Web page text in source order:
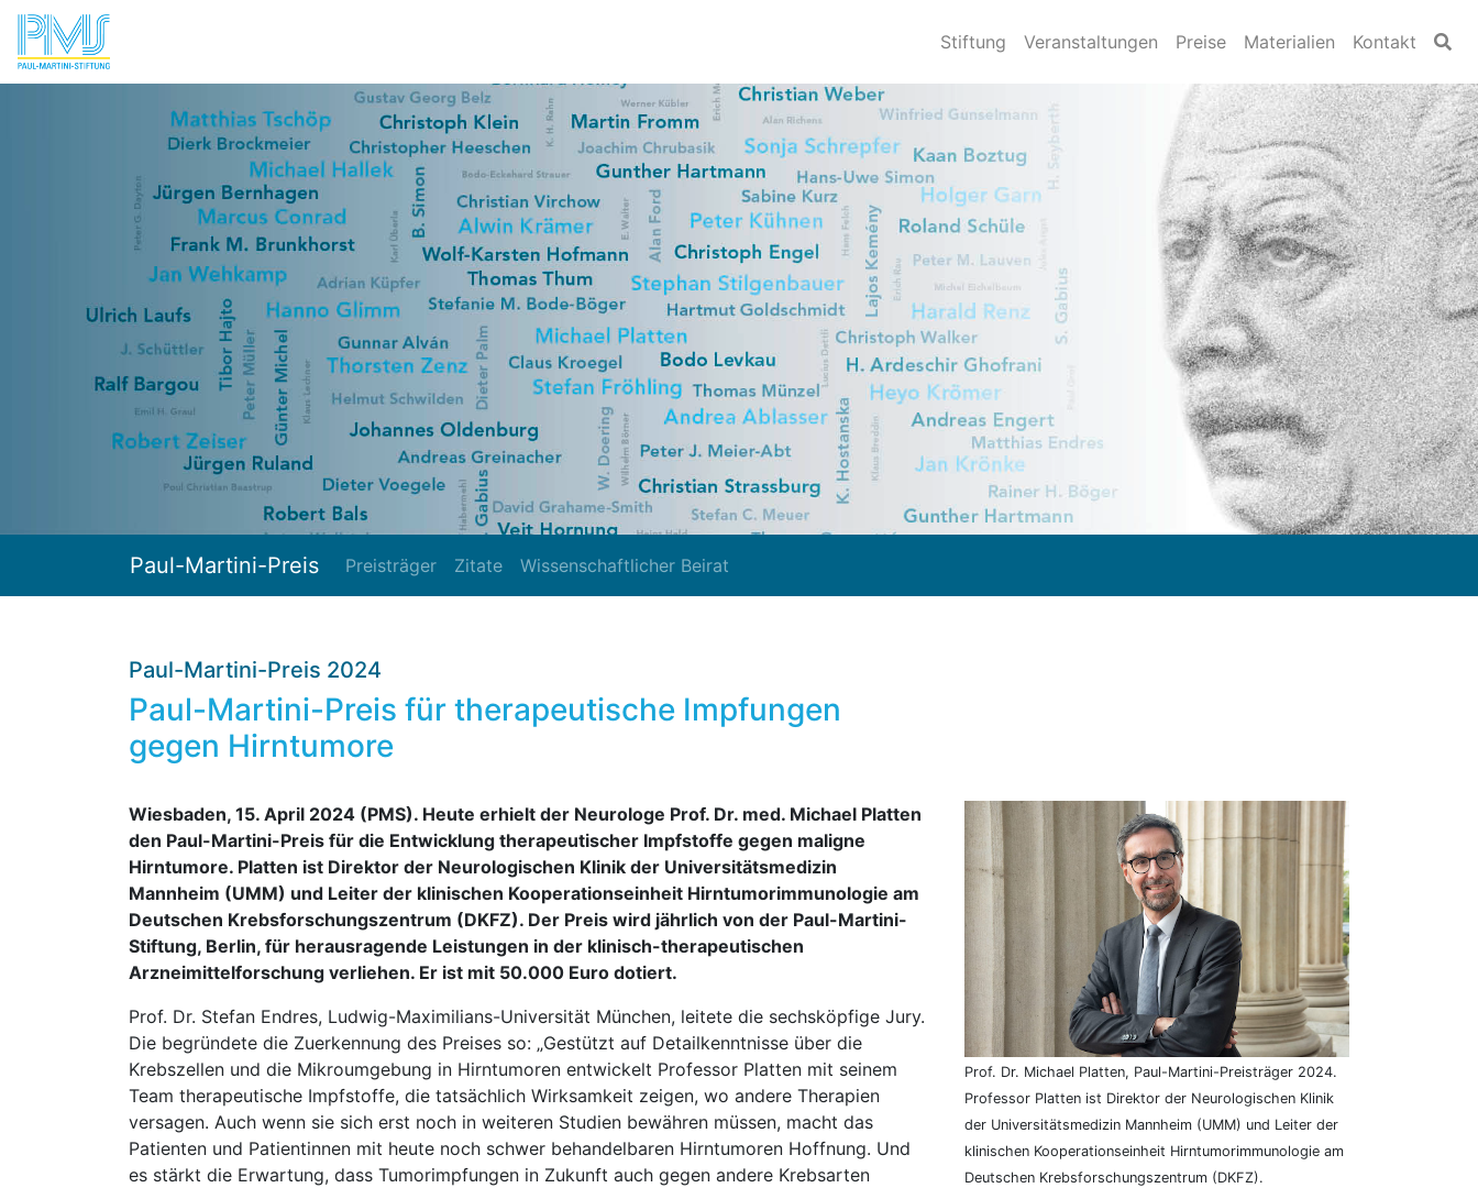
Stiftung Veranstaltungen Preise Materialien Kontakt
Paul-Martini-Preis Preisträger Zitate Wissenschaftlicher Beirat
Paul-Martini-Preis 2024
Paul-Martini-Preis für therapeutische Impfungen
gegen Hirntumore
Wiesbaden, 15. April 2024 (PMS). Heute erhielt der Neurologe Prof. Dr. med. Michael Platten
den Paul-Martini-Preis für die Entwicklung therapeutischer Impfstoffe gegen maligne
Hirntumore. Platten ist Direktor der Neurologischen Klinik der Universitätsmedizin
Mannheim (UMM) und Leiter der klinischen Kooperationseinheit Hirntumorimmunologie am
Deutschen Krebsforschungszentrum (DKFZ). Der Preis wird jährlich von der Paul-Martini-
Stiftung, Berlin, für herausragende Leistungen in der klinisch-therapeutischen
Arzneimittelforschung verliehen. Er ist mit 50.000 Euro dotiert.
Prof. Dr. Stefan Endres, Ludwig-Maximilians-Universität München, leitete die sechsköpfige Jury.
Die begründete die Zuerkennung des Preises so: „Gestützt auf Detailkenntnisse über die
Krebszellen und die Mikroumgebung in Hirntumoren entwickelt Professor Platten mit seinem
Team therapeutische Impfstoffe, die tatsächlich Wirksamkeit zeigen, wo andere Therapien
versagen. Auch wenn sie sich erst noch in weiteren Studien bewähren müssen, macht das
Patienten und Patientinnen mit heute noch schwer behandelbaren Hirntumoren Hoffnung. Und
es stärkt die Erwartung, dass Tumorimpfungen in Zukunft auch gegen andere Krebsarten
Prof. Dr. Michael Platten, Paul-Martini-Preisträger 2024.
Professor Platten ist Direktor der Neurologischen Klinik
der Universitätsmedizin Mannheim (UMM) und Leiter der
klinischen Kooperationseinheit Hirntumorimmunologie am
Deutschen Krebsforschungszentrum (DKFZ).